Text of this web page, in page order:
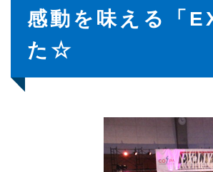
感動を味える「
た☆